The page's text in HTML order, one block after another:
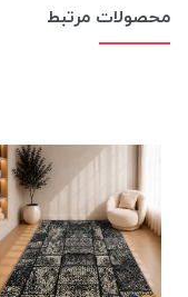
محصولات مرتبط